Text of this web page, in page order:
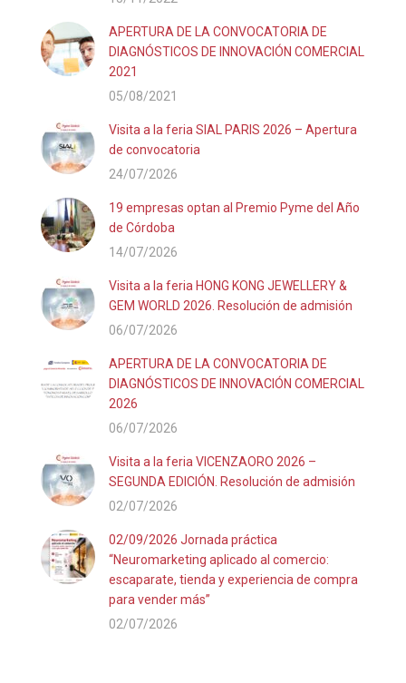
APERTURA DE LA CONVOCATORIA DE
DIAGNÓSTICOS DE INNOVACIÓN COMERCIAL
2021
05/08/2021
Visita a la feria SIAL PARIS 2026 – Apertura
de convocatoria
24/07/2026
19 empresas optan al Premio Pyme del Año
de Córdoba
14/07/2026
Visita a la feria HONG KONG JEWELLERY &
GEM WORLD 2026. Resolución de admisión
06/07/2026
APERTURA DE LA CONVOCATORIA DE
DIAGNÓSTICOS DE INNOVACIÓN COMERCIAL
2026
06/07/2026
Visita a la feria VICENZAORO 2026 –
SEGUNDA EDICIÓN. Resolución de admisión
02/07/2026
02/09/2026 Jornada práctica
“Neuromarketing aplicado al comercio:
escaparate, tienda y experiencia de compra
para vender más”
02/07/2026